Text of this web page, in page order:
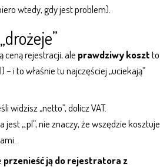
wtedy, gdy jest problem).
ceną rejestracji, ale prawdziwy kosztto
i to właśnie tu najczęściej „uciekają”
widzisz „netto”, dolicz VAT.
jest „.pl”, nie znaczy, że wszędzie kosztuje
przenieść ją do rejestratora z